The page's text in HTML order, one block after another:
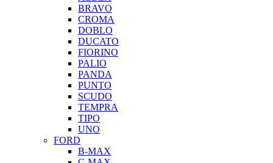
BRAVO
CROMA
DOBLO
DUCATO
FIORINO
PALIO
PANDA
PUNTO
SCUDO
TEMPRA
TIPO
UNO
FORD
B-MAX